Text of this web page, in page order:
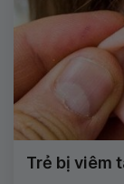
Trẻ bị viêm